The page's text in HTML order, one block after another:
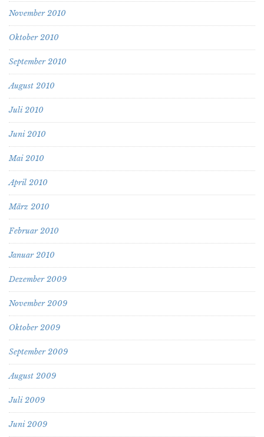
November 2010
Oktober 2010
September 2010
August 2010
Juli 2010
Juni 2010
Mai 2010
April 2010
März 2010
Februar 2010
Januar 2010
Dezember 2009
November 2009
Oktober 2009
September 2009
August 2009
Juli 2009
Juni 2009